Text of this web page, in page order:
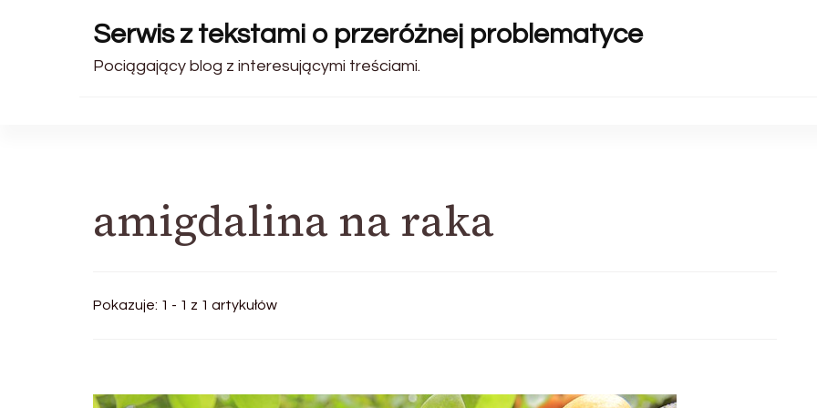
Serwis z tekstami o przeróżnej problematyce
Pociągający blog z interesującymi treściami.
amigdalina na raka
Pokazuje: 1 - 1 z 1 artykułów